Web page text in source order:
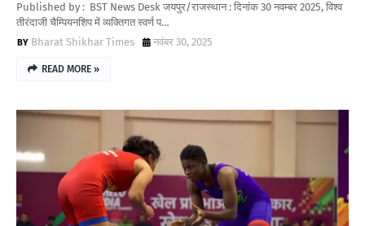
Published by : BST News Desk जयपुर/राजस्थान : दिनांक 30 नवम्बर 2025, विश्व
तीरंदाजी चैम्पियनशिप में व्यक्तिगत स्वर्ण प…
Bharat Shikhar Times
नवंबर 30, 2025
READ MORE »